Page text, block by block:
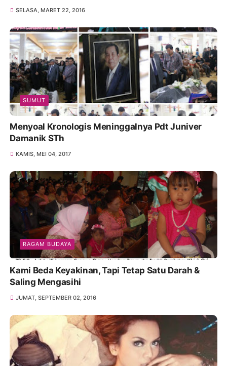
SELASA, MARET 22, 2016
SUMUT
Menyoal Kronologis Meninggalnya Pdt Juniver
Damanik STh
KAMIS, MEI 04, 2017
RAGAM BUDAYA
Kami Beda Keyakinan, Tapi Tetap Satu Darah &
Saling Mengasihi
JUMAT, SEPTEMBER 02, 2016